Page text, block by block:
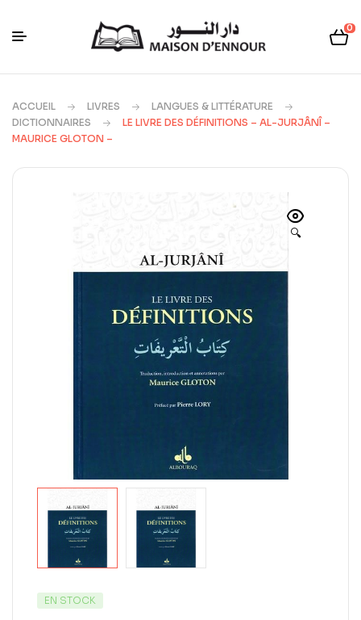
0
ACCUEIL LIVRES
LANGUES & LITTÉRATURE
DICTIONNAIRES
LE LIVRE DES DÉFINITIONS – AL-JURJÂNÎ –
MAURICE GLOTON –
🔍
EN STOCK